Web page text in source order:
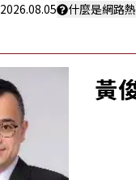
2026.08.05 什麼是網路
黃